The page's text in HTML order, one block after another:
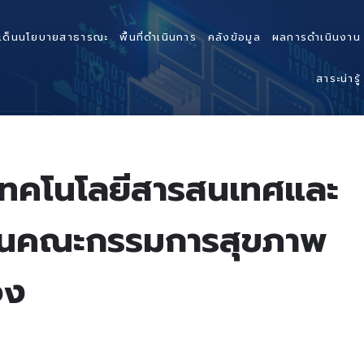
ด็นนโยบายสาธารณะ พื้นที่ดำเนินการ คลังข้อมูล ผลการดำเนินงาน
สาระน่ารู้
คโนโลยีสารสนเทศและ
คณะกรรมการสุขภาพ